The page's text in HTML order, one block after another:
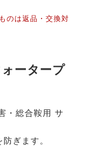
のは返品・交換対
ータープ
・総合鞍用 サ
ぎます。